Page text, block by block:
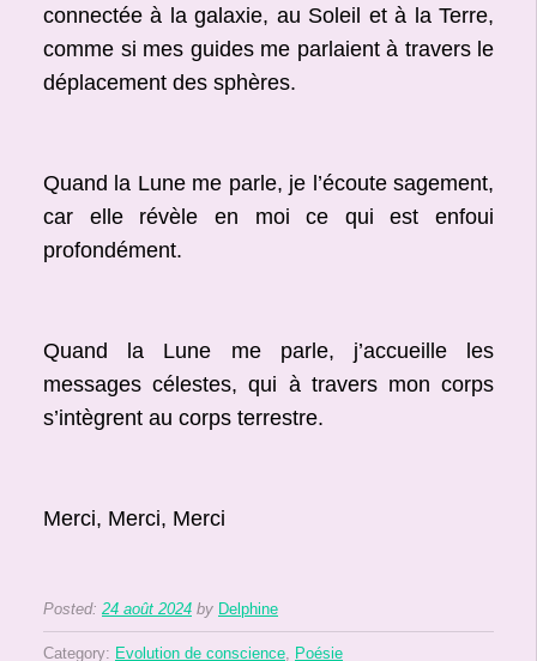
connectée à la galaxie, au Soleil et à la Terre,
comme si mes guides me parlaient à travers le
déplacement des sphères.
Quand la Lune me parle, je l’écoute sagement,
car elle révèle en moi ce qui est enfoui
profondément.
Quand la Lune me parle, j’accueille les
messages célestes, qui à travers mon corps
s’intègrent au corps terrestre.
Merci, Merci, Merci
Posted: 24 août 2024 by Delphine
Category: Evolution de conscience, Poésie